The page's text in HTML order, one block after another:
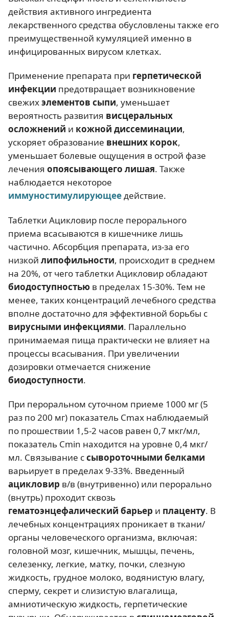
действия активного ингредиента
лекарственного средства обусловлены также его
преимущественной кумуляцией именно в
инфицированных вирусом клетках.
Применение препарата при герпетической
инфекции предотвращает возникновение
свежихэлементов сыпи, уменьшает
вероятность развития висцеральных
осложнений и кожной диссеминации,
ускоряет образование внешних корок,
уменьшает болевые ощущения в острой фазе
лечения опоясывающего лишая. Также
наблюдается некоторое
иммуностимулирующеедействие.
Таблетки Ацикловир после перорального
приема всасываются в кишечнике лишь
частично. Абсорбция препарата, из-за его
низкой липофильности, происходит в среднем
на 20%, от чего таблетки Ацикловир обладают
биодоступностью в пределах 15-30%. Тем не
менее, таких концентраций лечебного средства
вполне достаточно для эффективной борьбы с
вирусными инфекциями. Параллельно
принимаемая пища практически не влияет на
процессы всасывания. При увеличении
дозировки отмечается снижение
биодоступности.
При пероральном суточном приеме 1000 мг (5
раз по 200 мг) показатель Cmax наблюдаемый
по прошествии 1,5-2 часов равен 0,7 мкг/мл,
показатель Cmin находится на уровне 0,4 мкг/
мл. Связывание ссывороточными белками
варьирует в пределах 9-33%. Введенный
ацикловир в/в (внутривенно) или перорально
(внутрь) проходит сквозь
гематоэнцефалический барьер и плаценту. В
лечебных концентрациях проникает в ткани/
органы человеческого организма, включая:
головной мозг, кишечник, мышцы, печень,
селезенку, легкие, матку, почки, слезную
жидкость, грудное молоко, водянистую влагу,
сперму, секрет и слизистую влагалища,
амниотическую жидкость, герпетические